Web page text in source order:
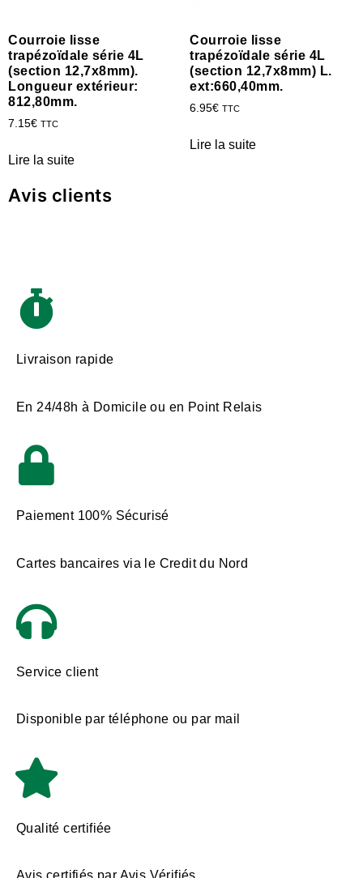
Courroie lisse
trapézoïdale série 4L
(section 12,7x8mm).
Longueur extérieur:
812,80mm.
7.15€ TTC
Lire la suite
Courroie lisse
trapézoïdale série 4L
(section 12,7x8mm) L.
ext:660,40mm.
6.95€ TTC
Lire la suite
Avis clients
Livraison rapide
En 24/48h à Domicile ou en Point Relais
Paiement 100% Sécurisé
Cartes bancaires via le Credit du Nord
Service client
Disponible par téléphone ou par mail
Qualité certifiée